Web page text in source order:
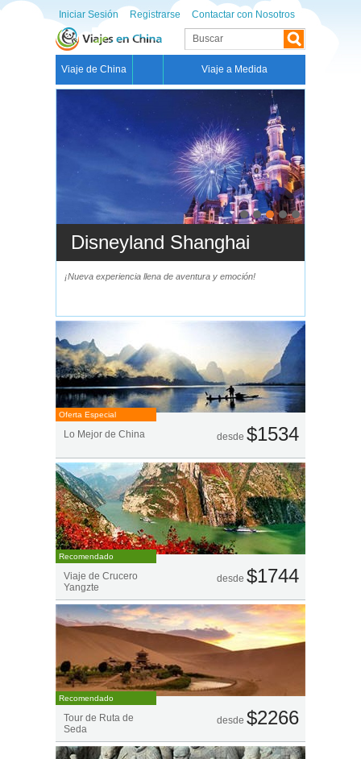
Iniciar Sesión Registrarse Contactar con Nosotros
Viaje de China Viaje a Medida
Disneyland Shanghai
¡Nueva experiencia llena de aventura y emoción!
Oferta Especial
Lo Mejor de China desde $1534
Recomendado
Viaje de Crucero
Yangzte
desde $1744
Recomendado
Tour de Ruta de
Seda
desde $2266